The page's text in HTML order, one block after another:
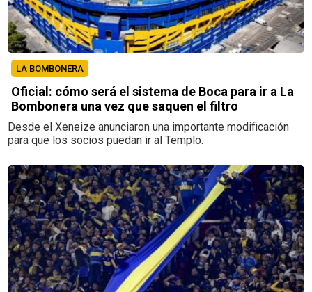
LA BOMBONERA
Oficial: cómo será el sistema de Boca para ir a La
Bombonera una vez que saquen el filtro
Desde el Xeneize anunciaron una importante modificación
para que los socios puedan ir al Templo.